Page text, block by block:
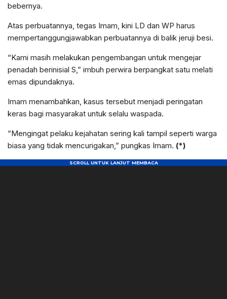
bebernya.
Atas perbuatannya, tegas Imam, kini LD dan WP harus
mempertanggungjawabkan perbuatannya di balik jeruji besi.
“Kami masih melakukan pengembangan untuk mengejar
penadah berinisial S,” imbuh perwira berpangkat satu melati
emas dipundaknya.
Imam menambahkan, kasus tersebut menjadi peringatan
keras bagi masyarakat untuk selalu waspada.
“Mengingat pelaku kejahatan sering kali tampil seperti warga
biasa yang tidak mencurigakan,” pungkas Imam. (*)